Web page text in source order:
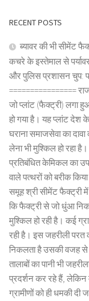
RECENT POSTS
ब्यावर की भी सीमेंट
कचरे के इस्तेमाल से
और पुलिस प्रशासन चुप:
================
जो प्लांट (फैक्ट्री) लगा
हो गया है। यह प्लांट देश
घराना समाजसेवा का
लेना भी मुश्किल हो रहा
प्रतिबंधित केमिकल का
वाले पत्थरों को बरीक
समूह श्री सीमेंट फैक्ट्री
कि फैक्ट्री से जो धुंआ
मुश्किल हो रही है। कई
रही है। इस जहरीली परत
निकलता है उसकी वजह
तालाबों का पानी भी
प्रदर्शन कर रहे हैं,
ग्रामीणों को ही धमकी